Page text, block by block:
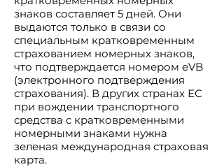
знаков составляет 5 дней. Они
выдаются только в связи со
специальным кратковременным
страхованием номерных знаков,
что подтверждается номером eVB
(электронного подтверждения
страхования). В других странах ЕС
при вождении транспортного
средства с кратковременными
номерными знаками нужна
зеленая международная страховая
карта.